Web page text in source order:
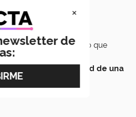
llegó aSalamanca,
pasarte todo el día en lo que
lugar con
la posibilidad de una
del
×
de